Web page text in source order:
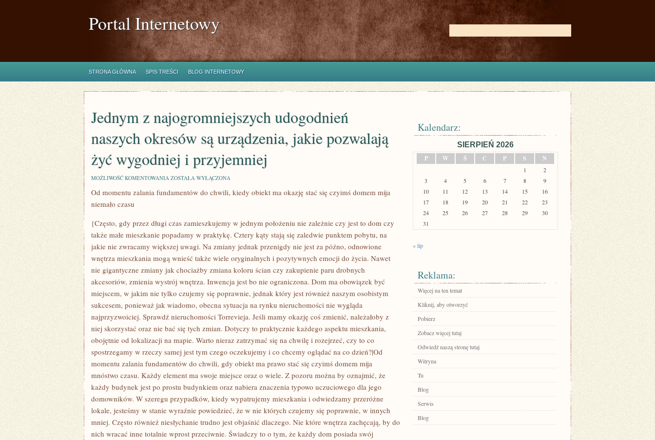
Portal Internetowy
STRONA GŁÓWNA SPIS TREŚCI BLOG INTERNETOWY
Jednym z najogromniejszych udogodnień
naszych okresów są urządzenia, jakie pozwalają
żyć wygodniej i przyjemniej
MOŻLIWOŚĆ KOMENTOWANIA JEDNYM
NAJOGROMNIEJSZYCH
SĄ
JAKIE
POZWALAJĄ
ŻYĆ
WYGODNIEJ
PRZYJEMNIEJ
ZOSTAŁA WYŁĄCZONA
Od momentu zalania fundamentów do chwili, kiedy obiekt ma okazję stać się czyimś domem mija
niemało czasu
{Często, gdy przez długi czas zamieszkujemy w jednym położeniu nie zależnie czy jest to dom czy
także małe mieszkanie popadamy w praktykę. Cztery kąty stają się zaledwie punktem pobytu, na
jakie nie zwracamy większej uwagi. Na zmiany jednak przenigdy nie jest za późno, odnowione
wnętrza mieszkania mogą wnieść także wiele oryginalnych i pozytywnych emocji do życia. Nawet
nie gigantyczne zmiany jak chociażby zmiana koloru ścian czy zakupienie paru drobnych
akcesoriów, zmienia wystrój wnętrza. Inwencja jest bo nie ograniczona. Dom ma obowiązek być
miejscem, w jakim nie tylko czujemy się poprawnie, jednak który jest również naszym osobistym
sukcesem, ponieważ jak wiadomo, obecna sytuacja na rynku nieruchomości nie wygląda
najprzyzwoiciej. Sprawdź nieruchomości Torrevieja. Jeśli mamy okazję coś zmienić, należałoby z
niej skorzystać oraz nie bać się tych zmian. Dotyczy to praktycznie każdego aspektu mieszkania,
obojętnie od lokalizacji na mapie. Warto nieraz zatrzymać się na chwilę i rozejrzeć, czy to co
spostrzegamy w rzeczy samej jest tym czego oczekujemy i co chcemy oglądać na co dzień?|Od
momentu zalania fundamentów do chwili, gdy obiekt ma prawo stać się czyimś domem mija
mnóstwo czasu. Każdy element ma swoje miejsce oraz o wiele. Z pozoru można by oznajmić, że
każdy budynek jest po prostu budynkiem oraz nabiera znaczenia typowo uczuciowego dla jego
domowników. W szeregu przypadków, kiedy wypatrujemy mieszkania i odwiedzamy przeróżne
lokale, jesteśmy w stanie wyraźnie powiedzieć, że w nie których czujemy się poprawnie, w innych
mniej. Często również niesłychanie trudno jest objaśnić dlaczego. Nie które wnętrza zachęcają, by do
nich wracać inne totalnie wprost przeciwnie. Świadczy to o tym, że każdy dom posiada swój
Kalendarz:
SIERPIEŃ 2026
P
W Ś C P S N
1
2
3
4 5 6 7 8
9
10
11 12 13 14 15
16
17
18 19 20 21 22
23
24
25 26 27 28 29
30
31
« lip
Reklama:
Więcej na ten temat
Kliknij, aby otworzyć
Pobierz
Zobacz więcej tutaj
Odwiedź naszą stronę tutaj
Witryna
Tu
Blog
Serwis
Blog